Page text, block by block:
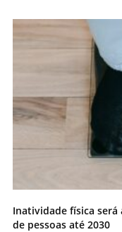
Inatividade física será
de pessoas até 2030